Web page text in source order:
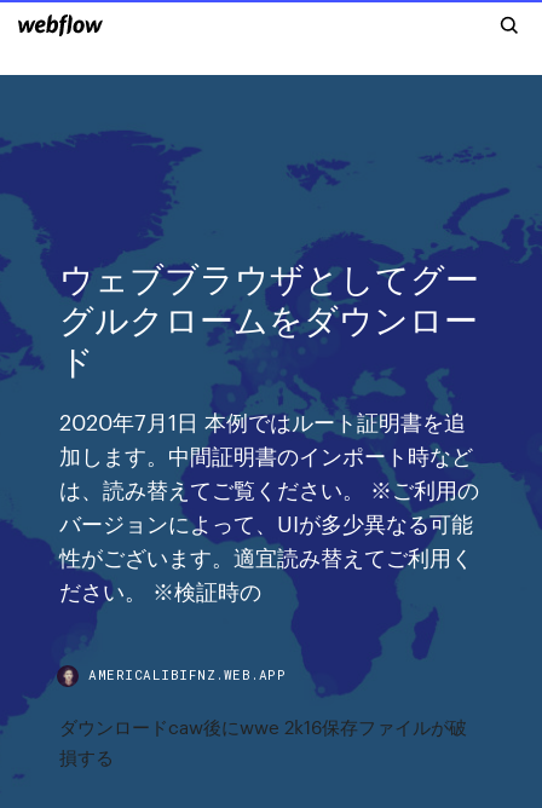
ウェブブラウザとしてグー
グルクロームをダウンロー
ド
2020年7月1日 本例ではルート証明書を追
加します。中間証明書のインポート時など
は、読み替えてご覧ください。 ※ご利用の
バージョンによって、UIが多少異なる可能
性がございます。適宜読み替えてご利用く
ださい。 ※検証時の
AMERICALIBIFNZ.WEB.APP
ダウンロードcaw後にwwe 2k16保存ファイルが破
損する